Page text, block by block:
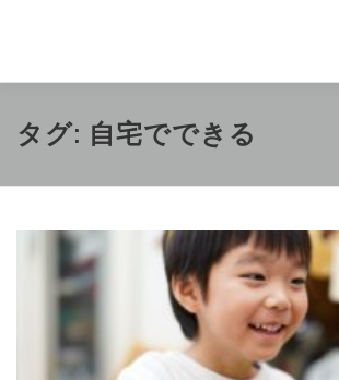
ン
キ
概要 METHOD トレーニングの効果
新着情報 ショップ お問合せ
タグ: 自宅でできる